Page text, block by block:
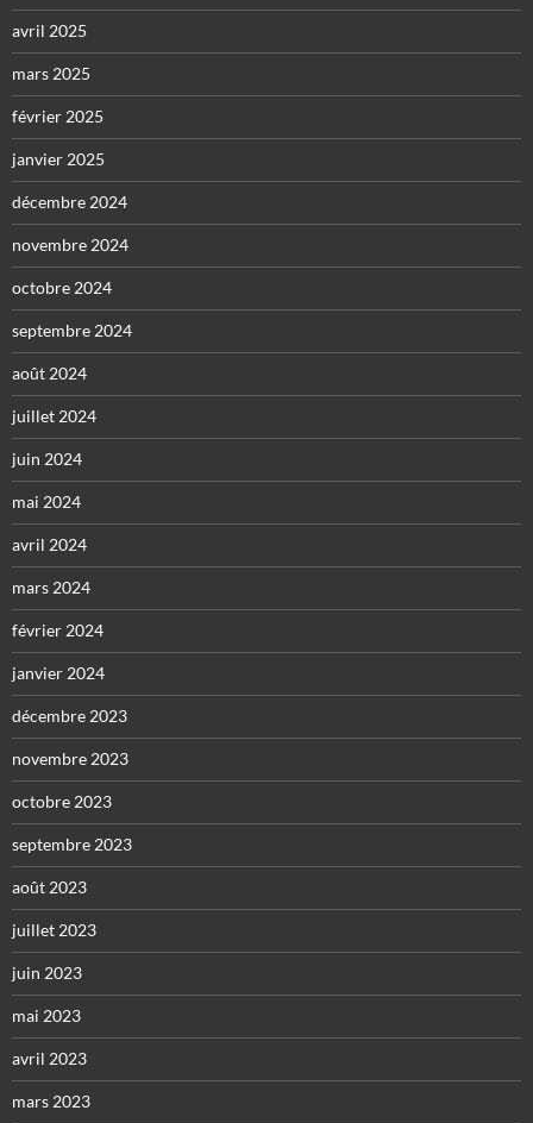
avril 2025
mars 2025
février 2025
janvier 2025
décembre 2024
novembre 2024
octobre 2024
septembre 2024
août 2024
juillet 2024
juin 2024
mai 2024
avril 2024
mars 2024
février 2024
janvier 2024
décembre 2023
novembre 2023
octobre 2023
septembre 2023
août 2023
juillet 2023
juin 2023
mai 2023
avril 2023
mars 2023